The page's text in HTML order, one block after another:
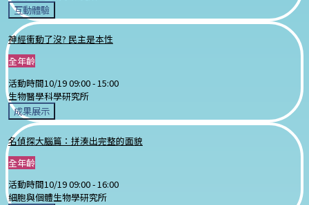
互動體驗
神經衝動了沒? 民主是本性
全年齡
活動時間10/19 09:00 -15:00
生物醫學科學研究所
成果展示
名偵探大腦篇：拼湊出完整的面貌
全年齡
活動時間10/19 09:00 -16:00
細胞與個體生物學研究所